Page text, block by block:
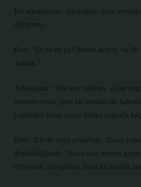
Bir arkadaşımın diyalogları (isim
affetmez):
Ben: “Ya bu ne ya? Meme acıyor, bir
daraldı.”
Arkadaşım: “Abi sen ciddisin, şu an
hissediyorsun, ama bir yandan da
yapabilen insan sayısı dünya çapında
Ben: “Bir de acıyı çekerken, ‘Bunu
düşündüğümde, ‘Nasıl olsa hemen
ediyorum. Gerçekten, nasıl bir mantık